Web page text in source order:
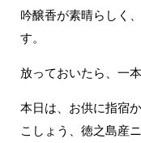
吟醸香が素晴らしく
す。
放っておいたら、一
本日は、お供に指宿
こしょう、徳之島産